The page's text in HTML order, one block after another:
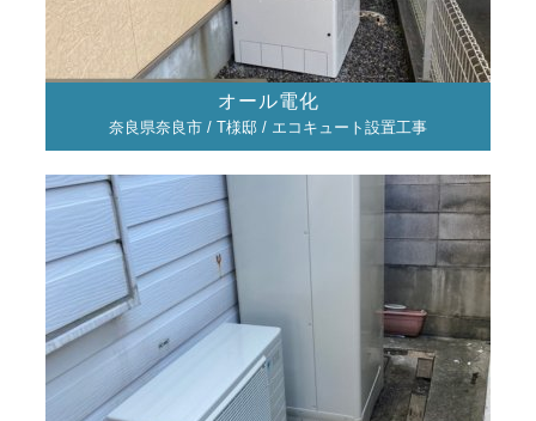
オール電化
奈良県奈良市 / T様邸 / エコキュート設置工事